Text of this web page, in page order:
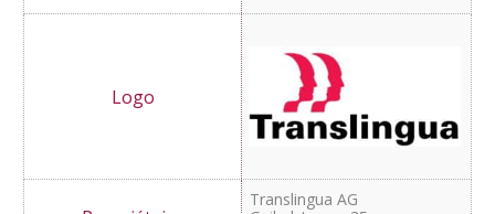
Translingua AG